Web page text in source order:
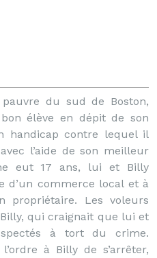
du sud de Boston,
élève en dépit de son
handicap contre lequel il
l’aide de son meilleur
eut 17 ans, lui et Billy
d’un commerce local et à
Les voleurs
qui craignait que lui et
à tort du crime.
à Billy de s’arrêter,